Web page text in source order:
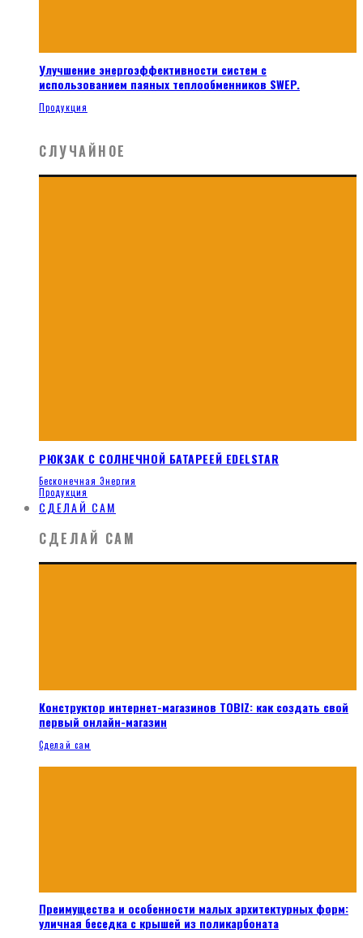
Улучшение энергоэффективности систем с
использованием паяных теплообменников SWEP.
Продукция
СЛУЧАЙНОЕ
РЮКЗАК С СОЛНЕЧНОЙ БАТАРЕЕЙ EDELSTAR
Бесконечная Энергия
Продукция
СДЕЛАЙ САМ
СДЕЛАЙ САМ
Конструктор интернет-магазинов TOBIZ: как создать свой
первый онлайн-магазин
Сделай сам
Преимущества и особенности малых архитектурных форм:
уличная беседка с крышей из поликарбоната